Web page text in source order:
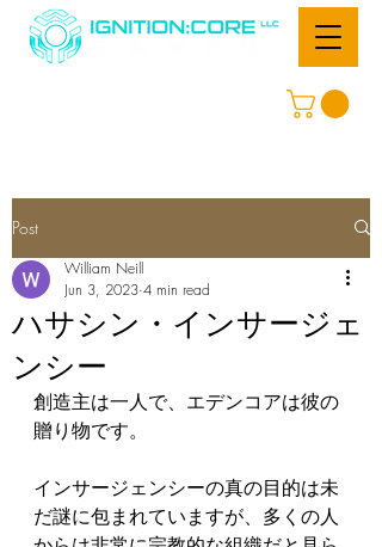
Post
ハサシン・インサージェ
ンシー
William Neill
Jun 3, 2023 4 min read
創造主は一人で、エデンコアは彼の
贈り物です。
インサージェンシーの真の目的は未
だ謎に包まれていますが、多くの人